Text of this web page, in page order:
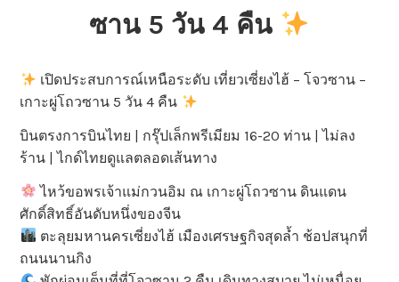
ซาน 5 วัน 4 คืน
เปิดประสบการณ์เหนือระดับ เที่ยวเซี่ยงไฮ้ – โจวซาน –
เกาะผู่โถวซาน 5 วัน 4 คืน
บินตรงการบินไทย | กรุ๊ปเล็กพรีเมียม 16-20 ท่าน | ไม่ลง
ร้าน | ไกด์ไทยดูแลตลอดเส้นทาง
ไหว้ขอพรเจ้าแม่กวนอิม ณ เกาะผู่โถวซาน ดินแดน
ศักดิ์สิทธิ์อันดับหนึ่งของจีน
ตะลุยมหานครเซี่ยงไฮ้ เมืองเศรษฐกิจสุดล้ำ ช้อปสนุกที่
ถนนนานกิง